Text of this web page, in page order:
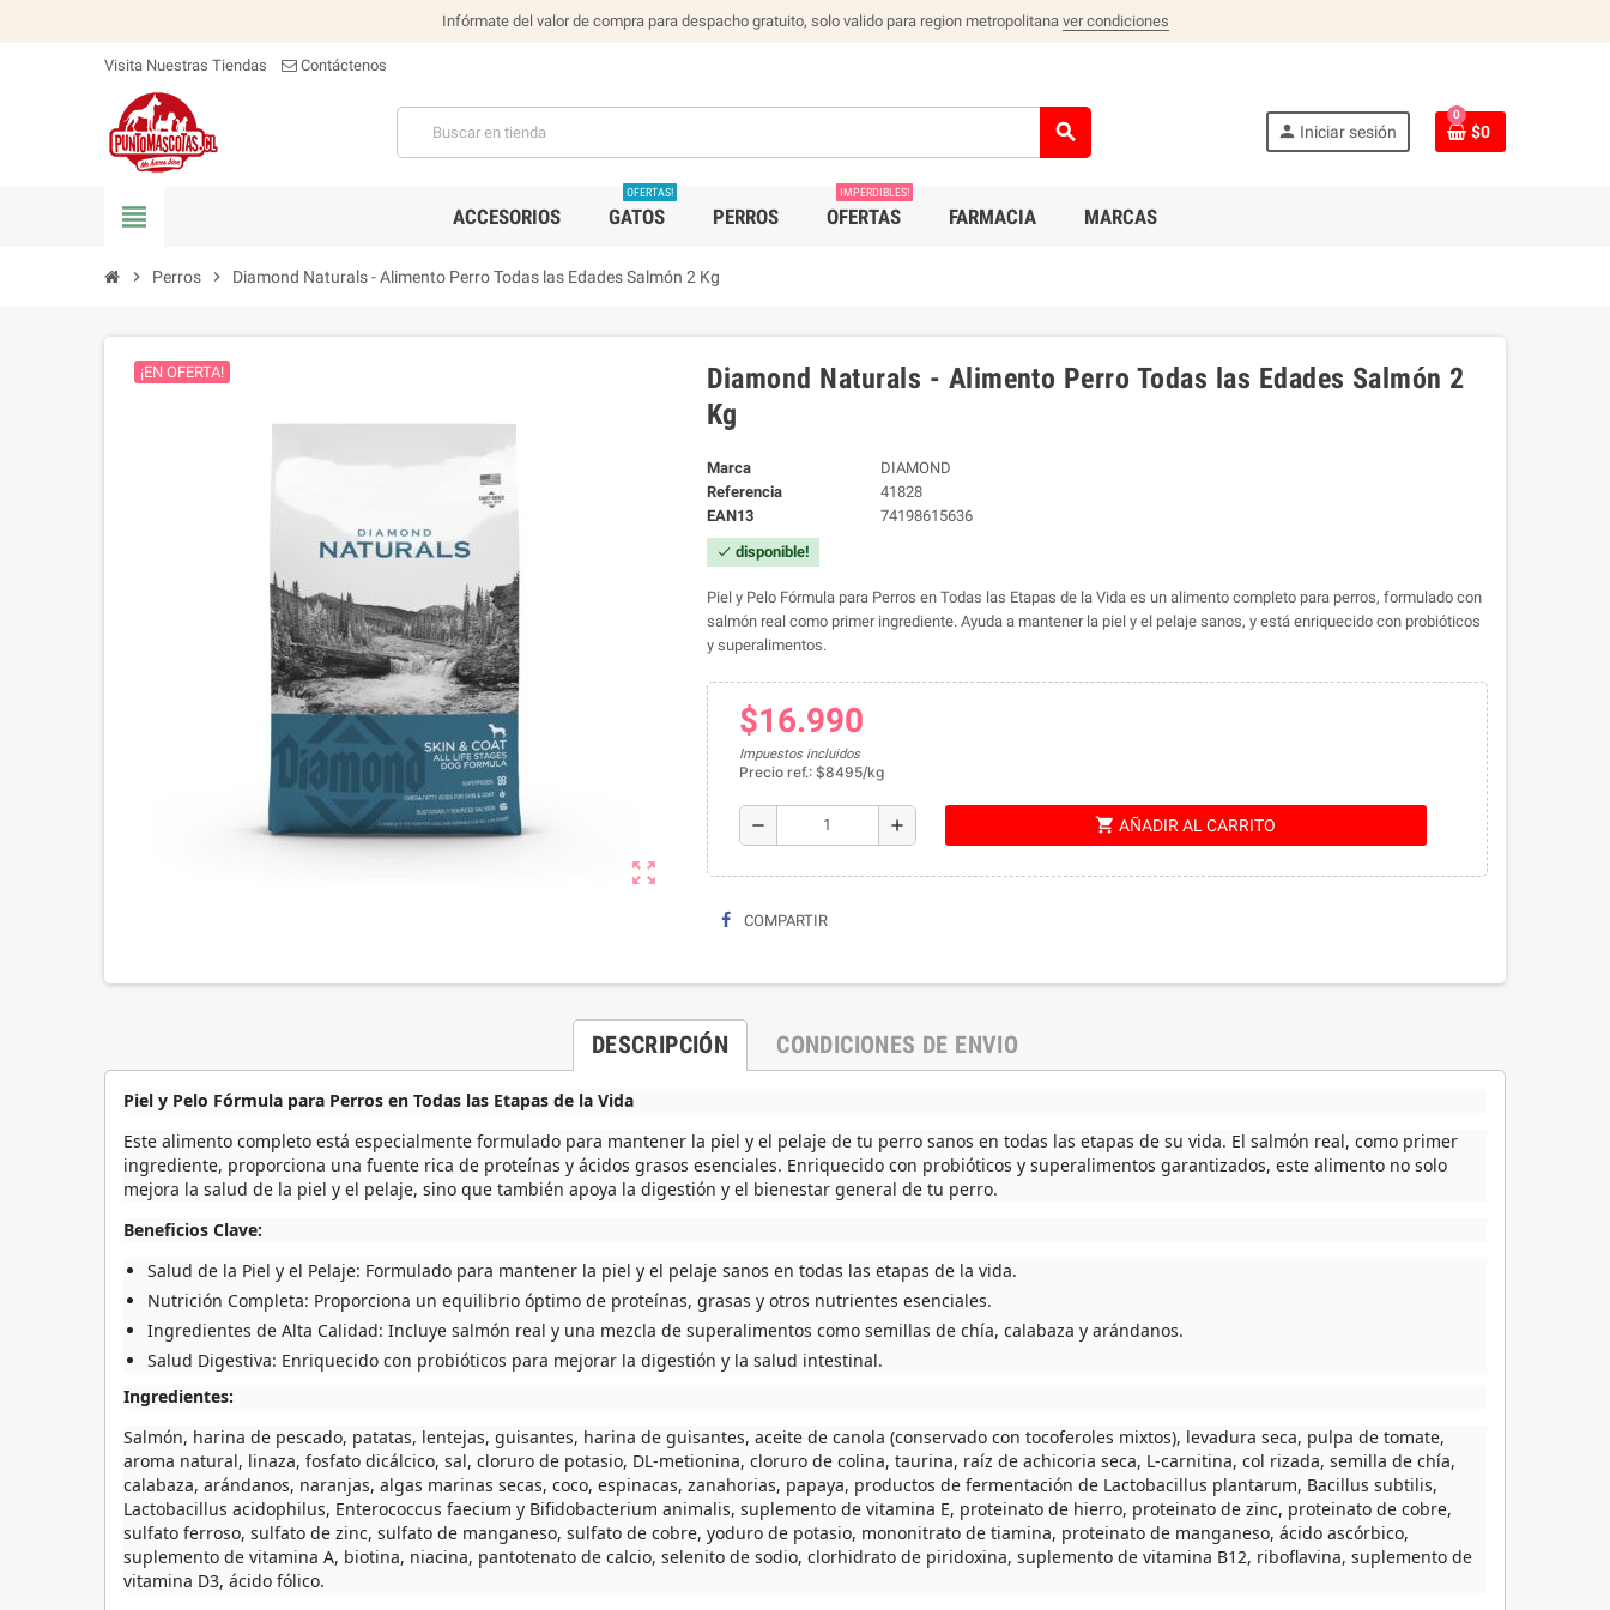
Infórmate del valor de compra para despacho gratuito, solo valido para region metropolitana ver condiciones
Visita Nuestras Tiendas Contáctenos
search person Iniciar sesión
0
$0
view_headline ACCESORIOS GATOS
OFERTAS!
PERROS OFERTAS
IMPERDIBLES!
FARMACIA MARCAS
chevron_right Perros chevron_right Diamond Naturals - Alimento Perro Todas las Edades Salmón 2 Kg
zoom_out_map
¡EN OFERTA!
Diamond Naturals - Alimento Perro Todas las Edades Salmón 2
Kg
Marca
DIAMOND
Referencia
41828
EAN13
74198615636
check disponible!
Piel y Pelo Fórmula para Perros en Todas las Etapas de la Vida es un alimento completo para perros, formulado con
salmón real como primer ingrediente. Ayuda a mantener la piel y el pelaje sanos, y está enriquecido con probióticos
y superalimentos.
$16.990
Impuestos incluidos
Precio ref.: $8495/kg
remove add shopping_cart AÑADIR AL CARRITO
COMPARTIR
DESCRIPCIÓN CONDICIONES DE ENVIO
Piel y Pelo Fórmula para Perros en Todas las Etapas de la Vida
Este alimento completo está especialmente formulado para mantener la piel y el pelaje de tu perro sanos en todas las etapas de su vida. El salmón real, como primer
ingrediente, proporciona una fuente rica de proteínas y ácidos grasos esenciales. Enriquecido con probióticos y superalimentos garantizados, este alimento no solo
mejora la salud de la piel y el pelaje, sino que también apoya la digestión y el bienestar general de tu perro.
Beneficios Clave:
Salud de la Piel y el Pelaje: Formulado para mantener la piel y el pelaje sanos en todas las etapas de la vida.
Nutrición Completa: Proporciona un equilibrio óptimo de proteínas, grasas y otros nutrientes esenciales.
Ingredientes de Alta Calidad: Incluye salmón real y una mezcla de superalimentos como semillas de chía, calabaza y arándanos.
Salud Digestiva: Enriquecido con probióticos para mejorar la digestión y la salud intestinal.
Ingredientes:
Salmón, harina de pescado, patatas, lentejas, guisantes, harina de guisantes, aceite de canola (conservado con tocoferoles mixtos), levadura seca, pulpa de tomate,
aroma natural, linaza, fosfato dicálcico, sal, cloruro de potasio, DL-metionina, cloruro de colina, taurina, raíz de achicoria seca, L-carnitina, col rizada, semilla de chía,
calabaza, arándanos, naranjas, algas marinas secas, coco, espinacas, zanahorias, papaya, productos de fermentación de Lactobacillus plantarum, Bacillus subtilis,
Lactobacillus acidophilus, Enterococcus faecium y Bifidobacterium animalis, suplemento de vitamina E, proteinato de hierro, proteinato de zinc, proteinato de cobre,
sulfato ferroso, sulfato de zinc, sulfato de manganeso, sulfato de cobre, yoduro de potasio, mononitrato de tiamina, proteinato de manganeso, ácido ascórbico,
suplemento de vitamina A, biotina, niacina, pantotenato de calcio, selenito de sodio, clorhidrato de piridoxina, suplemento de vitamina B12, riboflavina, suplemento de
vitamina D3, ácido fólico.